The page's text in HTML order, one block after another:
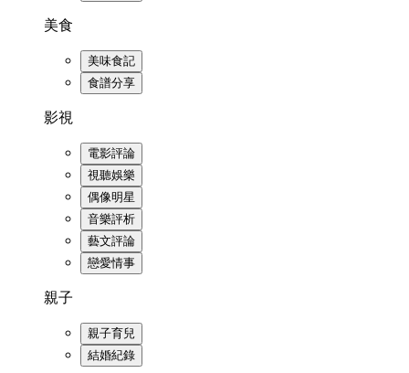
美食
美味食記
食譜分享
影視
電影評論
視聽娛樂
偶像明星
音樂評析
藝文評論
戀愛情事
親子
親子育兒
結婚紀錄